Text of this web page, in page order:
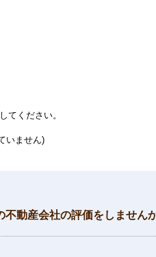
てください。
いません)
不動産会社の評価をしません